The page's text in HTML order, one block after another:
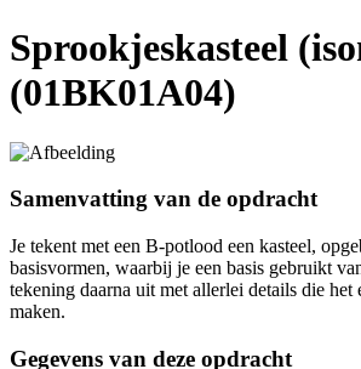
Sprookjeskasteel
(01BK01A04)
Samenvatting van de opdracht
Je tekent met een B-potlood een kasteel,
basisvormen, waarbij je een basis gebruikt
tekening daarna uit met allerlei details die het
maken.
Gegevens van deze opdracht